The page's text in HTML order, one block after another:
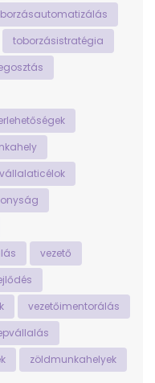
toborzásistratégia
vállalaticélok
vezető
vezetőimentorálás
zöldmunkahelyek